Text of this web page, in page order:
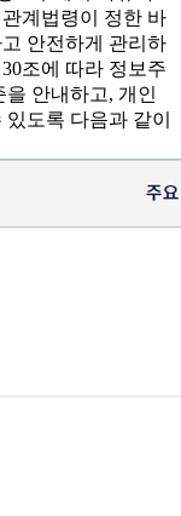
계법령이 정한 바
안전하게 관리하
조에 따라 정보주
안내하고, 개인
도록 다음과 같이